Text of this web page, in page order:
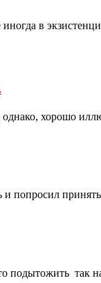
,на
хорошо
попросил
подытожить